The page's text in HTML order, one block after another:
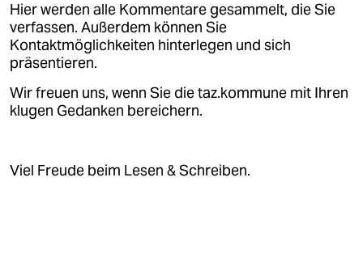
epaper login
Hier werden alle Kommentare gesammelt, die Sie
verfassen. Außerdem können Sie
Kontaktmöglichkeiten hinterlegen und sich
präsentieren.
Wir freuen uns, wenn Sie die taz.kommune mit Ihren
klugen Gedanken bereichern.
Viel Freude beim Lesen & Schreiben.